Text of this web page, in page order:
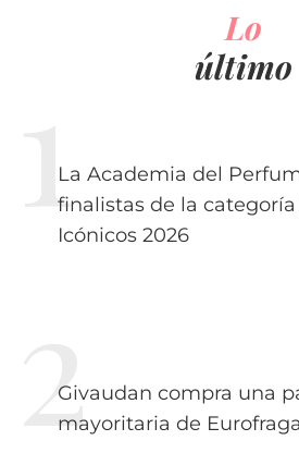
Lo
último
La Academia del
finalistas de la
Icónicos 2026
Givaudan compra una
mayoritaria de